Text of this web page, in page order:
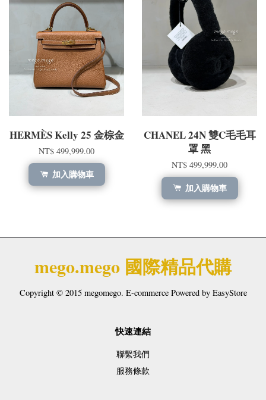
HERMÈS Kelly 25 金棕金
NT$ 499,999.00
加入購物車
CHANEL 24N 雙C毛毛耳
罩 黑
NT$ 499,999.00
加入購物車
mego.mego 國際精品代購
Copyright © 2015 megomego. E-commerce Powered by EasyStore
快速連結
聯繫我們
服務條款